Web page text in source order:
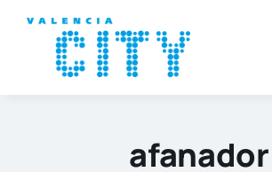
contenido
afanador